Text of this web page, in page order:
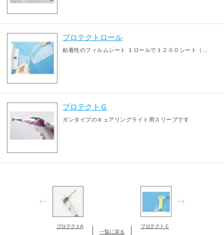
プロテクトロール
粘着性のフィルムシート １ロールで１２００シート（...
プロテクトＧ
ガンタイプのキュアリングライト用スリーブです
プロテクトA
一覧に戻る
プロテクトＣ